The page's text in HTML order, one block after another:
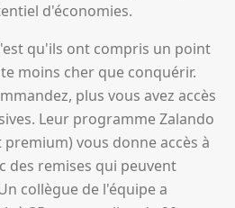
d'économies.
qu'ils ont compris un point
moins cher que conquérir.
plus vous avez accès
Leur programme Zalando
vous donne accès à
des remises qui peuvent
collègue de l'équipe a